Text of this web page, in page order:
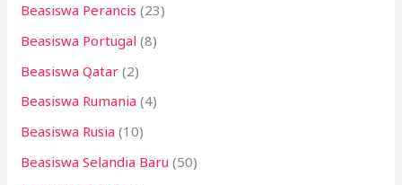
Beasiswa Perancis (23)
Beasiswa Portugal (8)
Beasiswa Qatar (2)
Beasiswa Rumania (4)
Beasiswa Rusia (10)
Beasiswa Selandia Baru (50)